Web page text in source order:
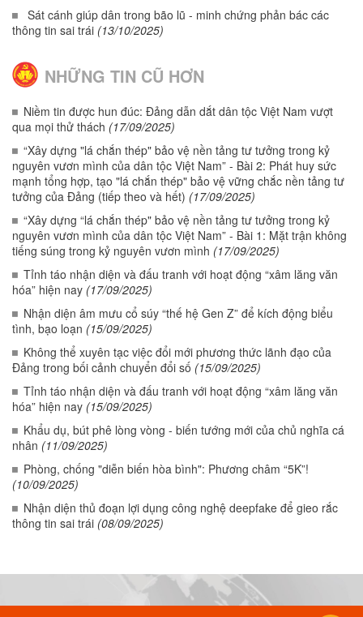
Sát cánh giúp dân trong bão lũ - minh chứng phản bác các
thông tin sai trái (13/10/2025)
NHỮNG TIN CŨ HƠN
Niềm tin được hun đúc: Đảng dẫn dắt dân tộc Việt Nam vượt
qua mọi thử thách (17/09/2025)
“Xây dựng "lá chắn thép" bảo vệ nền tảng tư tưởng trong kỷ
nguyên vươn mình của dân tộc Việt Nam” - Bài 2: Phát huy sức
mạnh tổng hợp, tạo "lá chắn thép" bảo vệ vững chắc nền tảng tư
tưởng của Đảng (tiếp theo và hết) (17/09/2025)
“Xây dựng “lá chắn thép" bảo vệ nền tảng tư tưởng trong kỷ
nguyên vươn mình của dân tộc Việt Nam” - Bài 1: Mặt trận không
tiếng súng trong kỷ nguyên vươn mình (17/09/2025)
Tỉnh táo nhận diện và đấu tranh với hoạt động “xâm lăng văn
hóa” hiện nay (17/09/2025)
Nhận diện âm mưu cổ súy “thế hệ Gen Z” để kích động biểu
tình, bạo loạn (15/09/2025)
Không thể xuyên tạc việc đổi mới phương thức lãnh đạo của
Đảng trong bối cảnh chuyển đổi số (15/09/2025)
Tỉnh táo nhận diện và đấu tranh với hoạt động “xâm lăng văn
hóa” hiện nay (15/09/2025)
Khẩu dụ, bút phê lòng vòng - biến tướng mới của chủ nghĩa cá
nhân (11/09/2025)
Phòng, chống "diễn biến hòa bình": Phương châm “5K”!
(10/09/2025)
Nhận diện thủ đoạn lợi dụng công nghệ deepfake để gieo rắc
thông tin sai trái (08/09/2025)